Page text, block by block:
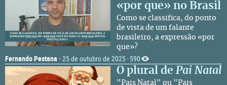
«por que» no Brasil
Como se classifica, do ponto
de vista de um falante
brasileiro, a expressão «por
que»?
Fernando Pestana · 25 de outubro de 2025 · 590
O plural de Pai Natal
"Pais Natal" ou "Pais